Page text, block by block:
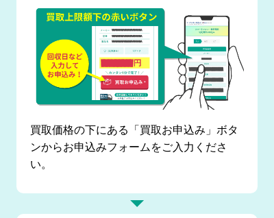
買取価格の下にある「買取お申込み」ボタ
ンからお申込みフォームをご入力くださ
い。